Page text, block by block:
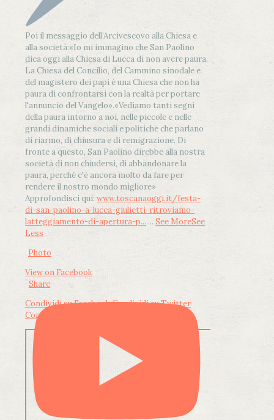
Poi il messaggio dell’Arcivescovo alla Chiesa e
alla società:«Io mi immagino che San Paolino
dica oggi alla Chiesa di Lucca di non avere paura.
La Chiesa del Concilio, del Cammino sinodale e
del magistero dei papi è una Chiesa che non ha
paura di confrontarsi con la realtà per portare
l'annuncio del Vangelo».«Vediamo tanti segni
della paura intorno a noi, nelle piccole e nelle
grandi dinamiche sociali e politiche che parlano
di riarmo, di chiusura e di remigrazione. Di
fronte a questo, San Paolino direbbe alla nostra
società di non chiudersi, di abbandonare la
paura, perché c'è ancora molto da fare per
rendere il nostro mondo migliore»
Approfondisci qui: www.toscanaoggi.it/festa-
di-san-paolino-a-lucca-giulietti-ritroviamo-
latteggiamento-di-apertura-p... ... See MoreSee
Less
Photo
View on Facebook
· Share
Condividi su FacebookCondividi su Twitter
Condividi su LinkedIn